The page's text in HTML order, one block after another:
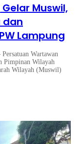
Gelar Muswil,
dan
Lampung
Wartawan
Pimpinan Wilayah
Wilayah (Muswil)